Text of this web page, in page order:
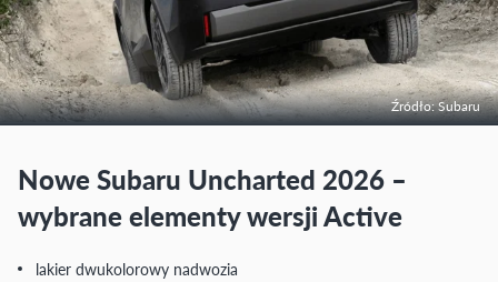
Źródło: Subaru
Nowe Subaru Uncharted 2026 –
wybrane elementy wersji Active
lakier dwukolorowy nadwozia